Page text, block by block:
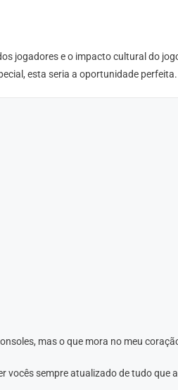
jogadores e o impacto cultural do
esta seria a oportunidade perfeita.
mas o que mora no meu
vocês sempre atualizado de tudo que